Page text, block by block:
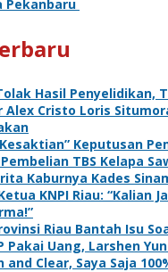
Pekanbaru
Hasil Penyelidikan,
Alex Cristo Loris
Keputusan
TBS Kelapa
Kaburnya Kades
KNPI Riau: “Kalian
Riau Bantah Isu
Pakai Uang, Larshen
and Clear, Saya Saja